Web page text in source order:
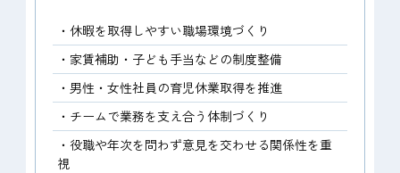
・休暇を取得しやすい職場環境づくり
・家賃補助・子ども手当などの制度整備
・男性・女性社員の育児休業取得を推進
・チームで業務を支え合う体制づくり
・役職や年次を問わず意見を交わせる関係性を重
視